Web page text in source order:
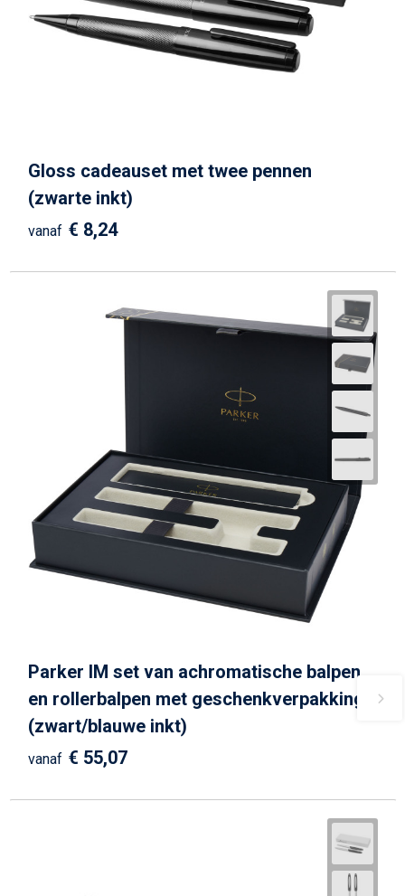
Gloss cadeauset met twee pennen
(zwarte inkt)
vanaf € 8,24
Parker IM set van achromatische balpen
en rollerbalpen met geschenkverpakking
(zwart/blauwe inkt)
vanaf € 55,07